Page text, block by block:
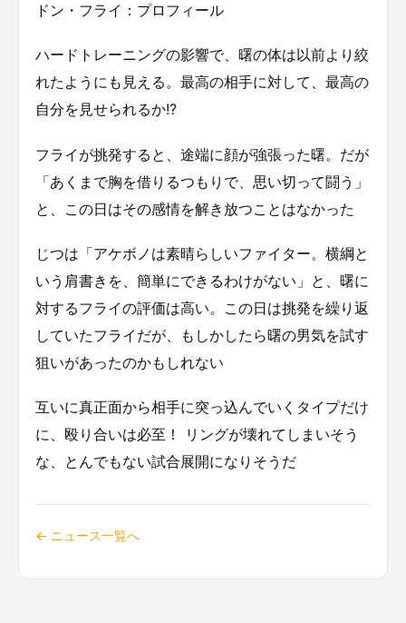
ドン・フライ：プロフィール
ハードトレーニングの影響で、曙の体は以前より絞
れたようにも見える。最高の相手に対して、最高の
自分を見せられるか!?
フライが挑発すると、途端に顔が強張った曙。だが
「あくまで胸を借りるつもりで、思い切って闘う」
と、この日はその感情を解き放つことはなかった
じつは「アケボノは素晴らしいファイター。横綱と
いう肩書きを、簡単にできるわけがない」と、曙に
対するフライの評価は高い。この日は挑発を繰り返
していたフライだが、もしかしたら曙の男気を試す
狙いがあったのかもしれない
互いに真正面から相手に突っ込んでいくタイプだけ
に、殴り合いは必至！ リングが壊れてしまいそう
な、とんでもない試合展開になりそうだ
← ニュース一覧へ